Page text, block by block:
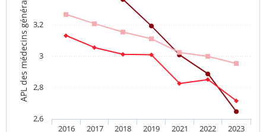
APL des médecins généralistes
2016 2017 2018 2019 2021 2022 2023
2,6
2,8
3
3,2